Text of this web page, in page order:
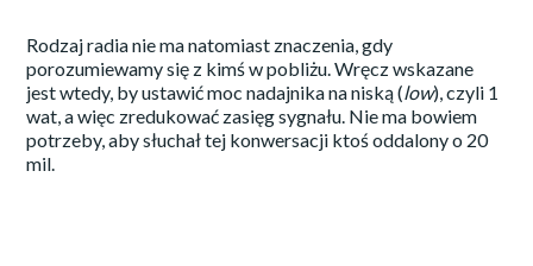
Rodzaj radia nie ma natomiast znaczenia, gdy
porozumiewamy się z kimś w pobliżu. Wręcz wskazane
jest wtedy, by ustawić moc nadajnika na niską (low), czyli 1
wat, a więc zredukować zasięg sygnału. Nie ma bowiem
potrzeby, aby słuchał tej konwersacji ktoś oddalony o 20
mil.